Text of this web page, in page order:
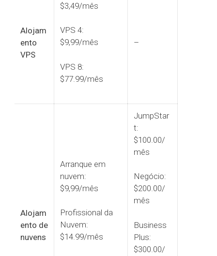
Alojam
ento
VPS
$3,49/mês
VPS 4:
$9,99/mês
VPS 8:
$77.99/mês
–
Alojam
ento de
nuvens
Arranque em
nuvem:
$9,99/mês
Profissional da
Nuvem:
$14.99/mês
JumpStar
t:
$100.00/
mês
Negócio:
$200.00/
mês
Business
Plus:
$300.00/